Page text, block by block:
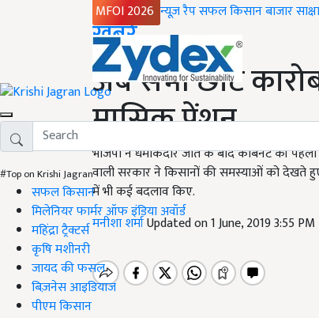
MFOI 2026 न्यूज़ रैपसफल किसानबाजार
#Top on Krishi Jagran
सफल किसान
मिलेनियर फार्मर ऑफ इंडिया अवॉर्ड
महिंद्रा ट्रैक्टर्स
कृषि मशीनरी
जायद की फसल
बिज़नेस आइडियाज
पीएम किसान
Home
ख़बरें
अब सभी छोटे
मासिक पेंशन
भाजपा ने धमाकेदार जीत के बाद कैबिनेट की
वाली सरकार ने किसानों की समस्याओं को देखते
में भी कई बदलाव किए.
मनीशा शर्माUpdated on 1 June, 2019 3:55 PM